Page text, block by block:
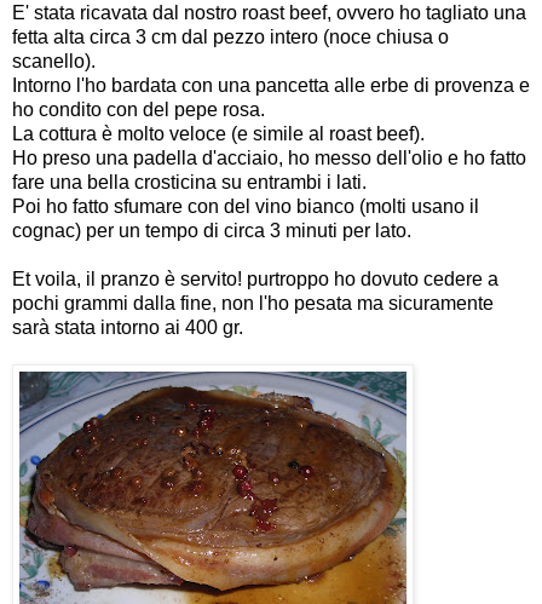
E' stata ricavata dal nostro roast beef, ovvero ho tagliato una
fetta alta circa 3 cm dal pezzo intero (noce chiusa o
scanello).
Intorno l'ho bardata con una pancetta alle erbe di provenza e
ho condito con del pepe rosa.
La cottura è molto veloce (e simile al roast beef).
Ho preso una padella d'acciaio, ho messo dell'olio e ho fatto
fare una bella crosticina su entrambi i lati.
Poi ho fatto sfumare con del vino bianco (molti usano il
cognac) per un tempo di circa 3 minuti per lato.
Et voila, il pranzo è servito! purtroppo ho dovuto cedere a
pochi grammi dalla fine, non l'ho pesata ma sicuramente
sarà stata intorno ai 400 gr.